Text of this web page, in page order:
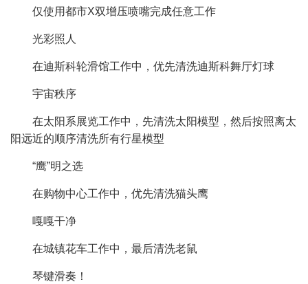
仅使用都市X双增压喷嘴完成任意工作
光彩照人
在迪斯科轮滑馆工作中，优先清洗迪斯科舞厅灯球
宇宙秩序
在太阳系展览工作中，先清洗太阳模型，然后按照离太
阳远近的顺序清洗所有行星模型
“鹰”明之选
在购物中心工作中，优先清洗猫头鹰
嘎嘎干净
在城镇花车工作中，最后清洗老鼠
琴键滑奏！